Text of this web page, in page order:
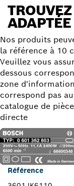
ADAPTÉE
Nos produits
la référence à 10
Veuillez vous
dessous
zone
correspond pas
catalogue de
directe
Référence